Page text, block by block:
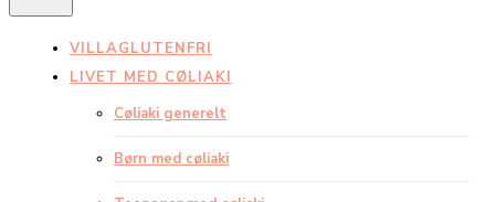
VILLAGLUTENFRI
LIVET MED CØLIAKI
Cøliaki generelt
Børn med cøliaki